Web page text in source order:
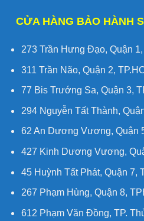
CỬA HÀNG BẢO HÀNH
273 Trần Hưng Đạo, Quận 1,
311 Trần Não, Quận 2,
77 Bis Trướng Sa, Quận 3,
294 Nguyễn Tất Thành,
62 An Dương Vương, Quận
427 Kinh Dương Vương,
45 Huỳnh Tất Phát, Quận 7,
267 Phạm Hùng, Quận 8,
612 Phạm Văn Đồng, TP.